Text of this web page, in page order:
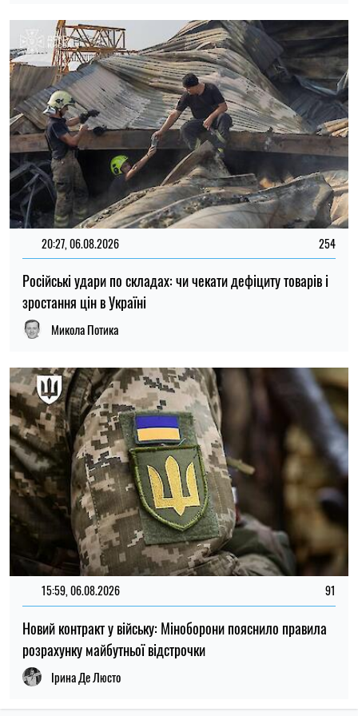
15:59, 06.08.2026 91
Новий контракт у війську: Міноборони пояснило правила
розрахунку майбутньої відстрочки
Ірина Де Люсто
ОСТАННІ НОВИНИ
20:00
09.08.26
Фольга та харчова плівка можуть бути
небезпечними: які продукти не можна в
них загортати
19:30
09.08.26
Яйця лопаються під час варіння?
Кулінари назвали основні помилки та
розповіли, як їх уникнути
19:00
09.08.26
цього напою
18:30
Дієтологи назвали найкориснішу ягоду: її
захисту від раку